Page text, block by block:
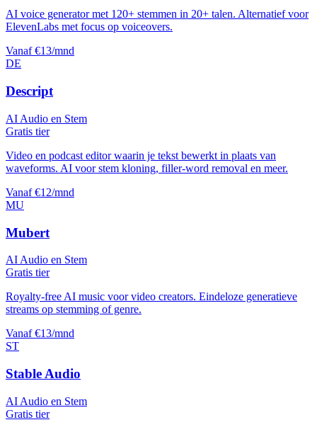
AI voice generator met 120+ stemmen in 20+ talen. Alternatief voor
ElevenLabs met focus op voiceovers.
Vanaf €13/mnd
DE
Descript
AI Audio en Stem
Gratis tier
Video en podcast editor waarin je tekst bewerkt in plaats van
waveforms. AI voor stem kloning, filler-word removal en meer.
Vanaf €12/mnd
MU
Mubert
AI Audio en Stem
Gratis tier
Royalty-free AI music voor video creators. Eindeloze generatieve
streams op stemming of genre.
Vanaf €13/mnd
ST
Stable Audio
AI Audio en Stem
Gratis tier